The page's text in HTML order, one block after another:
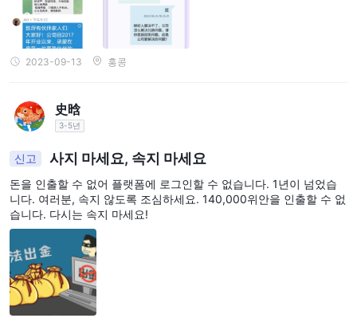
2023-09-13 홍콩
史晗
3-5년
신고 사지 마세요, 속지 마세요
돈을 인출할 수 없어 플랫폼에 로그인할 수 없습니다. 1년이 넘었습
니다. 여러분, 속지 않도록 조심하세요. 140,000위안을 인출할 수 없
습니다. 다시는 속지 마세요!